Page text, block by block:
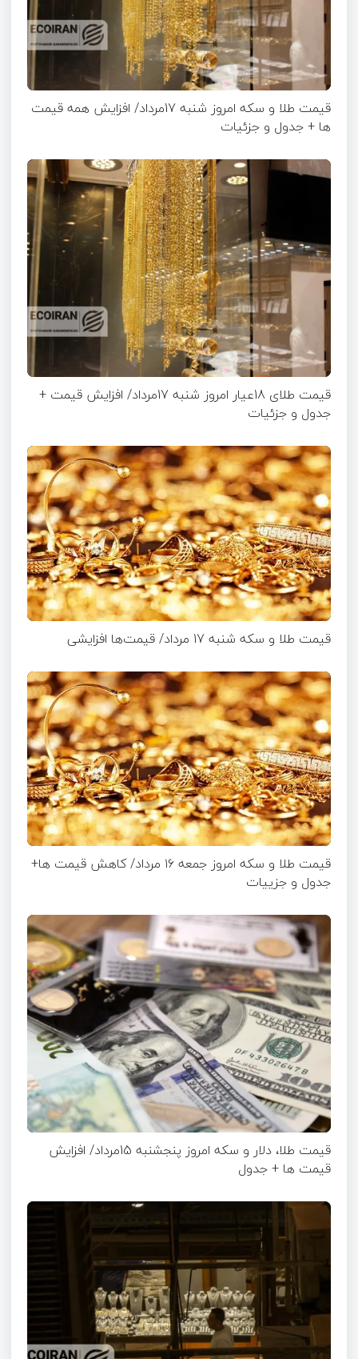
قیمت طلا و سکه امروز شنبه 17مرداد/ افزایش همه قیمت
ها + جدول و جزئیات
قیمت طلای 18عیار امروز شنبه 17مرداد/ افزایش قیمت +
جدول و جزئیات
قیمت طلا و سکه شنبه 17 مرداد/ قیمت‌ها افزایشی
قیمت طلا و سکه امروز جمعه ۱۶ مرداد/ کاهش قیمت ها+
جدول و جزییات
قیمت طلا، دلار و سکه امروز پنجشنبه 15مرداد/ افزایش
قیمت ها + جدول